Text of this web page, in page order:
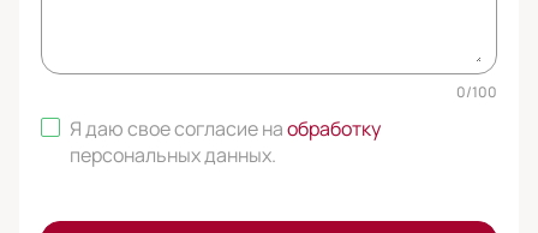
0/100
Я даю свое согласие наобработку
персональных данных.